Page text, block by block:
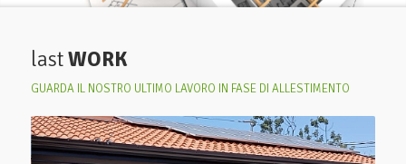
lastWORK
GUARDA IL NOSTRO ULTIMO LAVORO IN FASE DI ALLESTIMENTO